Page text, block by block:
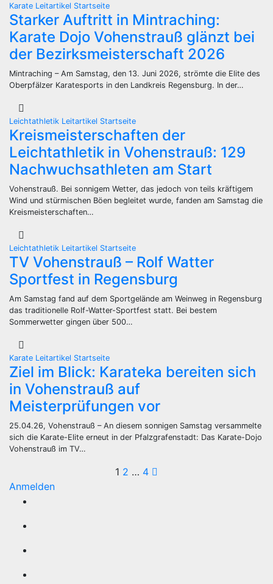
Karate Leitartikel Startseite
Starker Auftritt in Mintraching:
Karate Dojo Vohenstrauß glänzt bei
der Bezirksmeisterschaft 2026
Mintraching – Am Samstag, den 13. Juni 2026, strömte die Elite des
Oberpfälzer Karatesports in den Landkreis Regensburg. In der…
Leichtathletik Leitartikel Startseite
Kreismeisterschaften der
Leichtathletik in Vohenstrauß: 129
Nachwuchsathleten am Start
Vohenstrauß. Bei sonnigem Wetter, das jedoch von teils kräftigem
Wind und stürmischen Böen begleitet wurde, fanden am Samstag die
Kreismeisterschaften…
Leichtathletik Leitartikel Startseite
TV Vohenstrauß – Rolf Watter
Sportfest in Regensburg
Am Samstag fand auf dem Sportgelände am Weinweg in Regensburg
das traditionelle Rolf-Watter-Sportfest statt. Bei bestem
Sommerwetter gingen über 500…
Karate Leitartikel Startseite
Ziel im Blick: Karateka bereiten sich
in Vohenstrauß auf
Meisterprüfungen vor
25.04.26, Vohenstrauß – An diesem sonnigen Samstag versammelte
sich die Karate-Elite erneut in der Pfalzgrafenstadt: Das Karate-Dojo
Vohenstrauß im TV…
1 2 … 4
Anmelden